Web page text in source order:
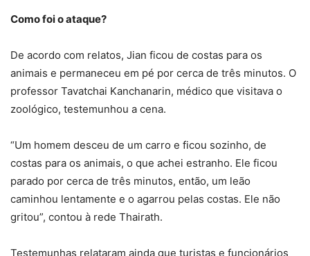
Como foi o ataque?
De acordo com relatos, Jian ficou de costas para os
animais e permaneceu em pé por cerca de três minutos. O
professor Tavatchai Kanchanarin, médico que visitava o
zoológico, testemunhou a cena.
“Um homem desceu de um carro e ficou sozinho, de
costas para os animais, o que achei estranho. Ele ficou
parado por cerca de três minutos, então, um leão
caminhou lentamente e o agarrou pelas costas. Ele não
gritou”, contou à rede Thairath.
Testemunhas relataram ainda que turistas e funcionários